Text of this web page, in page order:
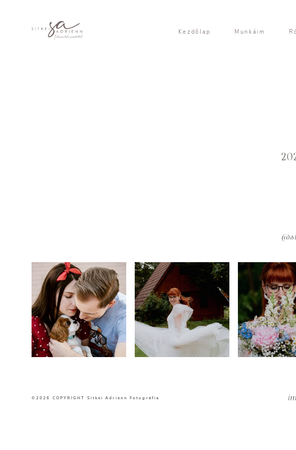
Kezdőlap Munkáim
©2026 COPYRIGHT Sitkei Adrienn Fotográfia